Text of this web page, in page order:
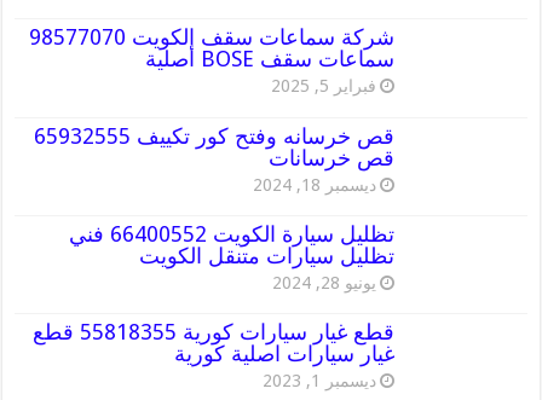
شركة سماعات سقف الكويت 98577070
سماعات سقف BOSE أصلية
فبراير 5, 2025
قص خرسانه وفتح كور تكييف 65932555
قص خرسانات
ديسمبر 18, 2024
تظليل سيارة الكويت 66400552 فني
تظليل سيارات متنقل الكويت
يونيو 28, 2024
قطع غيار سيارات كورية 55818355 قطع
غيار سيارات اصلية كورية
ديسمبر 1, 2023